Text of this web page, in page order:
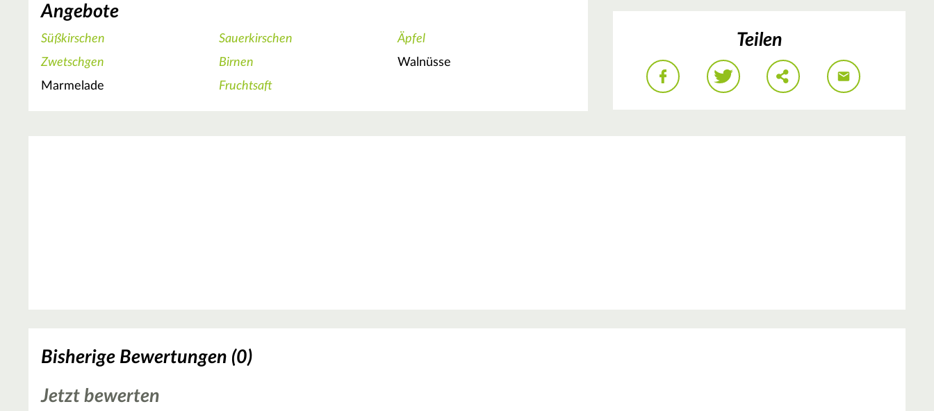
Angebote
Süßkirschen Sauerkirschen
Äpfel
Zwetschgen
Birnen
Walnüsse
Marmelade
Fruchtsaft
Teilen
Bisherige Bewertungen (0)
Jetzt bewerten